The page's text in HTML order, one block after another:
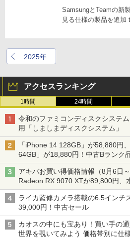
SamsungとTeamの新
見る仕様の製品を追加
2025年
アクセスランキング
1時間 24時間
令和のファミコンディスクシステ
用「しましまディスクシステム」
「iPhone 14 128GB」が58,880円
64GB」が18,880円！中古Bランク
アキバお買い得価格情報（8月6日
Radeon RX 9070 XTが89,800円、
型モニターが9,801円、暑さ指数連
ライカ監修カメラ搭載の6.5インチ
39,000円！中古セール
カオスの中にも宝あり！買い手の
世界を覗いてみよう 価格帯別に仕